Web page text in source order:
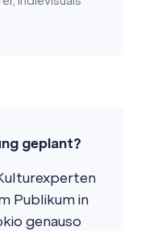
geplant?
Publikum in
genauso